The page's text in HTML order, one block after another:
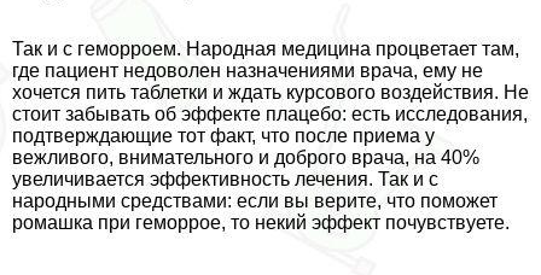
Так и с геморроем. Народная медицина процветает там,
где пациент недоволен назначениями врача, ему не
хочется пить таблетки и ждать курсового воздействия. Не
стоит забывать об эффекте плацебо: есть исследования,
подтверждающие тот факт, что после приема у
вежливого, внимательного и доброго врача, на 40%
увеличивается эффективность лечения. Так и с
народными средствами: если вы верите, что поможет
ромашка при геморрое, то некий эффект почувствуете.